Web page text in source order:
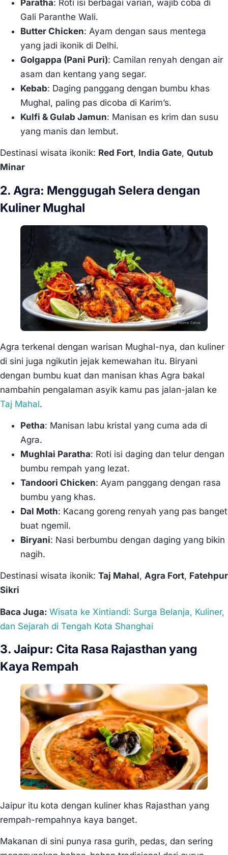
Paratha: Roti isi berbagai varian, wajib coba di
Gali Paranthe Wali.
Butter Chicken: Ayam dengan saus mentega
yang jadi ikonik di Delhi.
Golgappa (Pani Puri): Camilan renyah dengan air
asam dan kentang yang segar.
Kebab: Daging panggang dengan bumbu khas
Mughal, paling pas dicoba di Karim’s.
Kulfi & Gulab Jamun: Manisan es krim dan susu
yang manis dan lembut.
Destinasi wisata ikonik: Red Fort, India Gate, Qutub
Minar
2. Agra: Menggugah Selera dengan
Kuliner Mughal
Agra terkenal dengan warisan Mughal-nya, dan kuliner
di sini juga ngikutin jejak kemewahan itu. Biryani
dengan bumbu kuat dan manisan khas Agra bakal
nambahin pengalaman asyik kamu pas jalan-jalan ke
Taj Mahal.
Petha: Manisan labu kristal yang cuma ada di
Agra.
Mughlai Paratha: Roti isi daging dan telur dengan
bumbu rempah yang lezat.
Tandoori Chicken: Ayam panggang dengan rasa
bumbu yang khas.
Dal Moth: Kacang goreng renyah yang pas banget
buat ngemil.
Biryani: Nasi berbumbu dengan daging yang bikin
nagih.
Destinasi wisata ikonik: Taj Mahal, Agra Fort, Fatehpur
Sikri
Baca Juga: Wisata ke Xintiandi: Surga Belanja, Kuliner,
dan Sejarah di Tengah Kota Shanghai
3. Jaipur: Cita Rasa Rajasthan yang
Kaya Rempah
Jaipur itu kota dengan kuliner khas Rajasthan yang
rempah-rempahnya kaya banget.
Makanan di sini punya rasa gurih, pedas, dan sering